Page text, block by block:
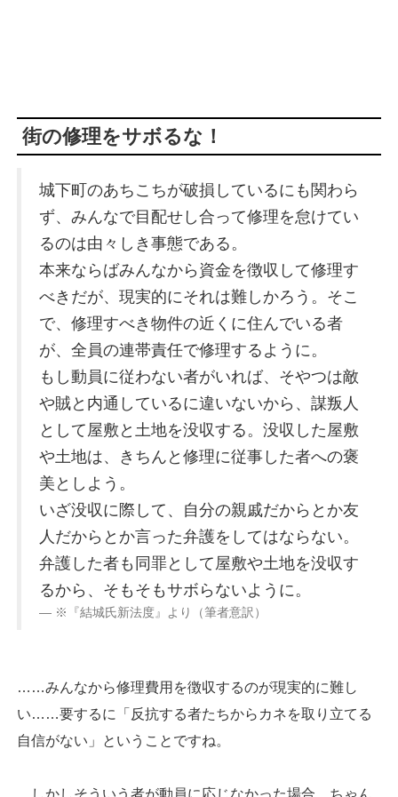
街の修理をサボるな！
城下町のあちこちが破損しているにも関わら
ず、みんなで目配せし合って修理を怠けてい
るのは由々しき事態である。
本来ならばみんなから資金を徴収して修理す
べきだが、現実的にそれは難しかろう。そこ
で、修理すべき物件の近くに住んでいる者
が、全員の連帯責任で修理するように。
もし動員に従わない者がいれば、そやつは敵
や賊と内通しているに違いないから、謀叛人
として屋敷と土地を没収する。没収した屋敷
や土地は、きちんと修理に従事した者への褒
美としよう。
いざ没収に際して、自分の親戚だからとか友
人だからとか言った弁護をしてはならない。
弁護した者も同罪として屋敷や土地を没収す
るから、そもそもサボらないように。
※『結城氏新法度』より（筆者意訳）
……みんなから修理費用を徴収するのが現実的に難し
い……要するに「反抗する者たちからカネを取り立てる
自信がない」ということですね。